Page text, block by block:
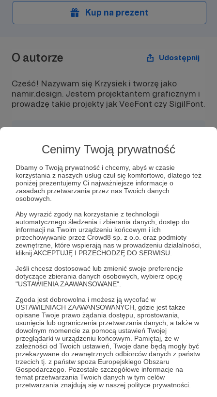
Cenimy Twoją prywatność
Dbamy o Twoją prywatność i chcemy, abyś w czasie
korzystania z naszych usług czuł się komfortowo, dlatego też
poniżej prezentujemy Ci najważniejsze informacje o
zasadach przetwarzania przez nas Twoich danych
osobowych.
Aby wyrazić zgody na korzystanie z technologii
automatycznego śledzenia i zbierania danych, dostęp do
informacji na Twoim urządzeniu końcowym i ich
przechowywanie przez Crowd8 sp. z o.o. oraz podmioty
zewnętrzne, które wspierają nas w prowadzeniu działalności,
kliknij AKCEPTUJĘ I PRZECHODZĘ DO SERWISU.
Jeśli chcesz dostosować lub zmienić swoje preferencje
dotyczące zbierania danych osobowych, wybierz opcję
"USTAWIENIA ZAAWANSOWANE".
Zgoda jest dobrowolna i możesz ją wycofać w
USTAWIENIACH ZAAWANSOWANYCH, gdzie jest także
opisane Twoje prawo żądania dostępu, sprostowania,
usunięcia lub ograniczenia przetwarzania danych, a także w
dowolnym momencie za pomocą ustawień Twojej
przeglądarki w urządzeniu końcowym. Pamiętaj, że w
zależności od Twoich ustawień, Twoje dane będą mogły być
przekazywane do zewnętrznych odbiorców danych z państw
trzecich tj. z państw spoza Europejskiego Obszaru
Gospodarczego. Pozostałe szczegółowe informacje na
temat przetwarzania Twoich danych w tym celów
przetwarzania znajdują się w naszej polityce prywatności.
komercyjne jest
pierwszej wpłaty.
zakończenia.
Kup na prezent
O autorze Udostępnij
Cześć! Nazywam się Krzysiek i tworzę jako
namir.design. Jestem projektantem graficznym i
prowadzę takie projekty jak VeeFont czy SigilFont.
Wiadomość Obserwuj
Cześć! Nazywam się Krzysiek i tworzę jako
namir.design
graficznym i prowadzę takie projekty jak
VeeFont czy SigilFont.
O projekcie SigilFont
SigilFontto niezwykła biblioteka symboli, która
gromadzi znaki związane z kultami, religiami,
ideologiami i mitologiami z różnych epok i
zakątków świata. Moim celem jest stworzenie
największeji najbardziej wszechstronnej
która obejmie zarówno starożytne, jak i
współczesne symbole – w tym te, które zyskały
nowe znaczenia na przestrzeni wieków,
niekoniecznie zawsze pozytywne. Przykładem jest
swastyka w postaci równozamiennego krzyża czy
pentagram.